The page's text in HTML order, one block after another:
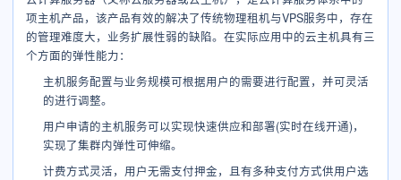
项主机产品，该产品有效的解决了传统物理租机与VPS服务中，存在
的管理难度大，业务扩展性弱的缺陷。在实际应用中的云主机具有三
个方面的弹性能力：
主机服务配置与业务规模可根据用户的需要进行配置，并可灵活
的进行调整。
用户申请的主机服务可以实现快速供应和部署(实时在线开通)，
实现了集群内弹性可伸缩。
计费方式灵活，用户无需支付押金，且有多种支付方式供用户选